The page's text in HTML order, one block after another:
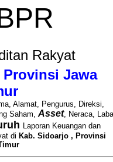
Rakyat
Jawa
Alamat, Pengurus, Direksi,
Saham,Asset, Neraca, Laba
Laporan Keuangan dan
di Kab. Sidoarjo , Provinsi